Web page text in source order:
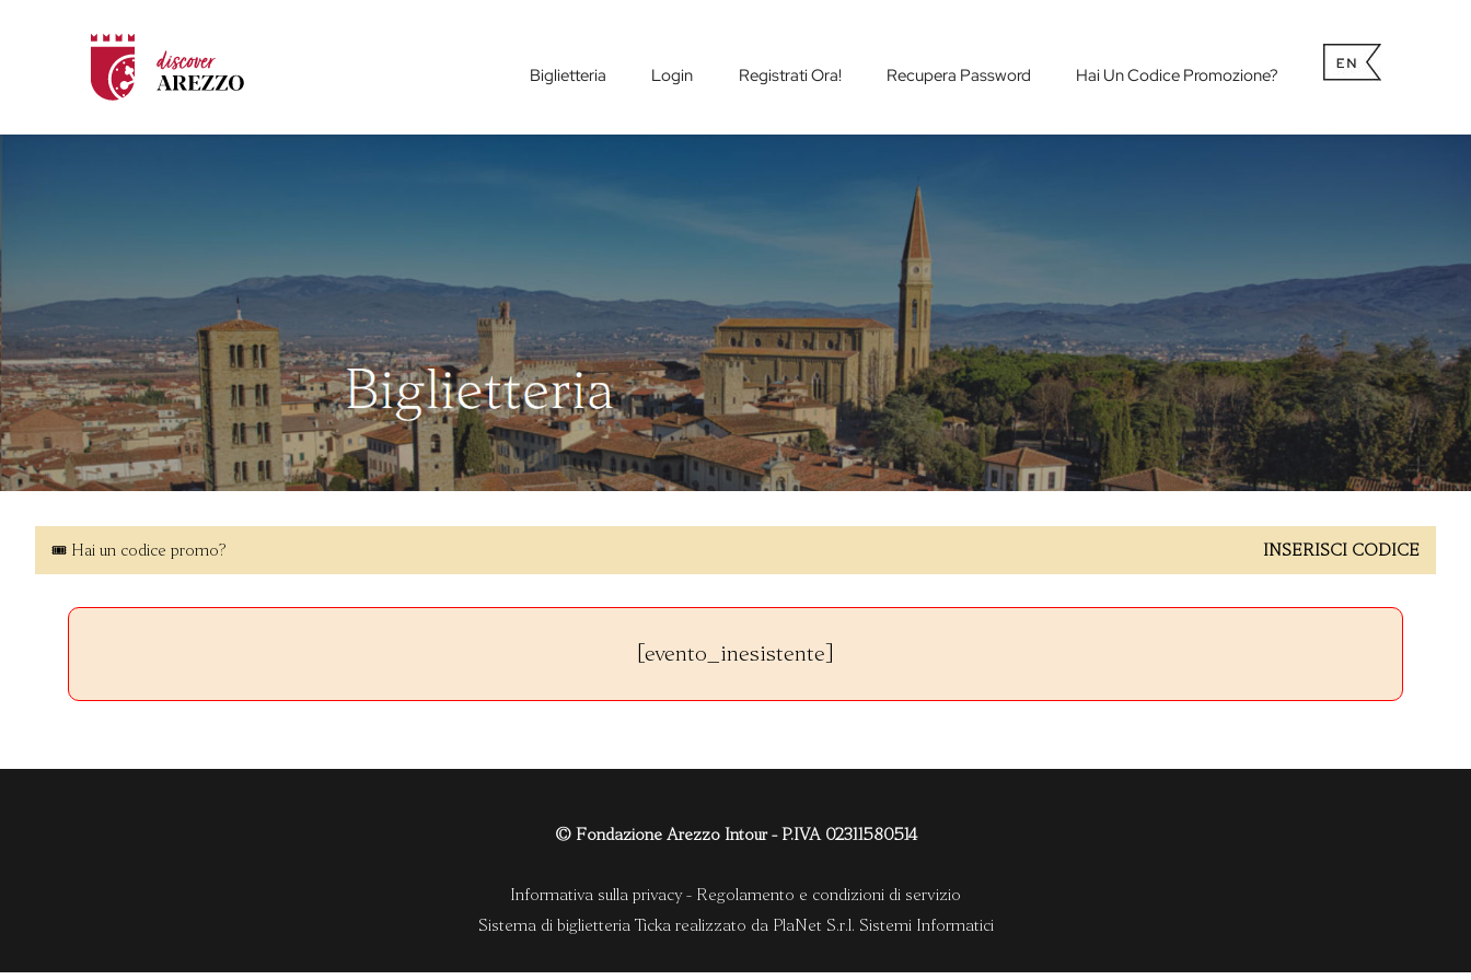
Biglietteria Login Registrati Ora! Recupera Password Hai Un Codice Promozione?
🎟 Hai un codice promo? INSERISCI CODICE
[evento_inesistente]
© Fondazione Arezzo Intour - P.IVA 02311580514
Informativa sulla privacy- Regolamento e condizioni di servizio
Sistema di biglietteria Tickarealizzato da PlaNet S.r.l. Sistemi Informatici